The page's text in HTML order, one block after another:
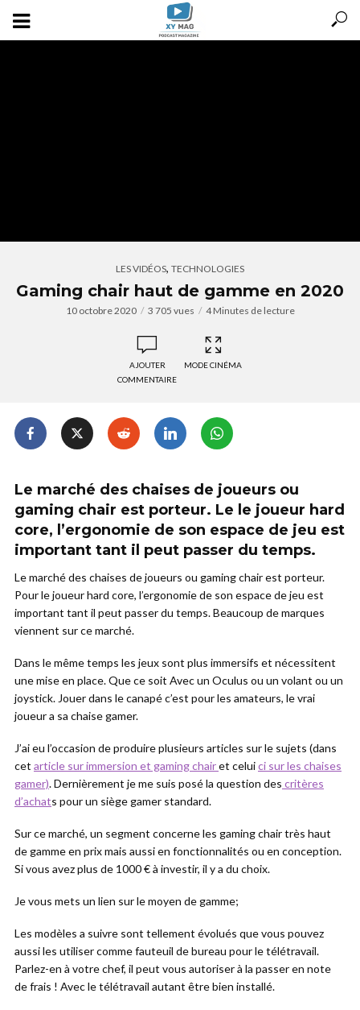
LES VIDÉOS, TECHNOLOGIES
Gaming chair haut de gamme en 2020
10 octobre 2020 3 705 vues 4 Minutes de lecture
AJOUTER
COMMENTAIRE
MODE CINÉMA
Le marché des chaises de joueurs ou
gaming chair est porteur. Le le joueur hard
core, l’ergonomie de son espace de jeu est
important tant il peut passer du temps.
Le marché des chaises de joueurs ou gaming chair est porteur.
Pour le joueur hard core, l’ergonomie de son espace de jeu est
important tant il peut passer du temps. Beaucoup de marques
viennent sur ce marché.
Dans le même temps les jeux sont plus immersifs et nécessitent
une mise en place. Que ce soit Avec un Oculus ou un volant ou un
joystick. Jouer dans le canapé c’est pour les amateurs, le vrai
joueur a sa chaise gamer.
J’ai eu l’occasion de produire plusieurs articles sur le sujets (dans
cet article sur immersion et gaming chairet celuici sur les chaises
gamer). Dernièrement je me suis posé la question des critères
d’achats pour un siège gamer standard.
Sur ce marché, un segment concerne les gaming chair très haut
de gamme en prix mais aussi en fonctionnalités ou en conception.
Si vous avez plus de 1000 € à investir, il y a du choix.
Je vous mets un lien sur le moyen de gamme;
Les modèles a suivre sont tellement évolués que vous pouvez
aussi les utiliser comme fauteuil de bureau pour le télétravail.
Parlez-en à votre chef, il peut vous autoriser à la passer en note
de frais ! Avec le télétravail autant être bien installé.